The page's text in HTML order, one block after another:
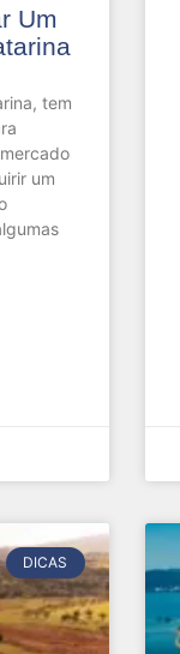
Um
tem
um
DICAS